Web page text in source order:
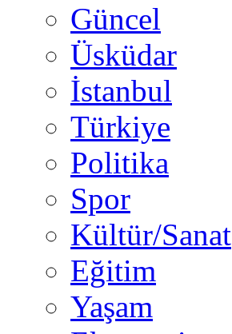
Güncel
Üsküdar
İstanbul
Türkiye
Politika
Spor
Kültür/Sanat
Eğitim
Yaşam